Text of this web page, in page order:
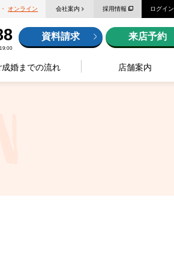
・ オンライン 会社案内 採用情報 ログイン
資料請求 来店予約
成婚までの流れ 店舗案内